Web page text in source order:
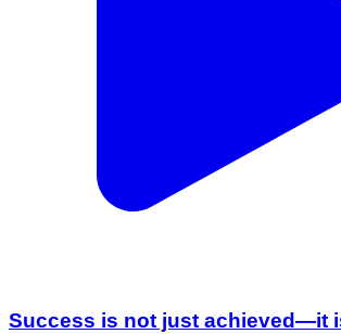
Success is not just achieved—it